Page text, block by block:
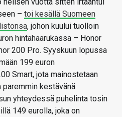
– toi kesällä Suomeen
, johon kuului tuolloin
hintahaarukassa – Honor
200 Pro. Syyskuun lopussa
199 euron
Smart, jota mainostetaan
paremmin kestävänä
yhteydessä puhelinta tosin
149 eurolla, joka on